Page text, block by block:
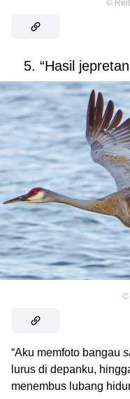
©
5. “Hasil
©
“Aku memfoto bangau
lurus di depanku,
menembus lubang